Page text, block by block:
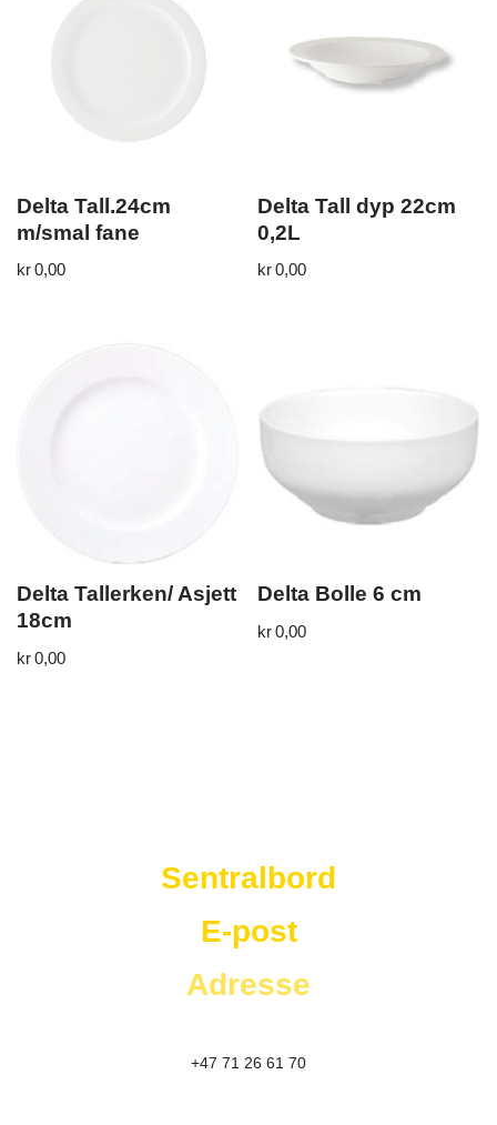
Delta Tall.24cm
m/smal fane
kr0,00
Delta Tall dyp 22cm
0,2L
kr0,00
Delta Tallerken/ Asjett
18cm
kr0,00
Delta Bolle 6 cm
kr0,00
Sentralbord
E-post
Adresse
+47 71 26 61 70